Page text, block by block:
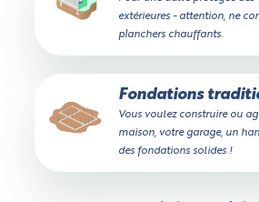
extérieures - attention, ne
planchers chauffants.
Fondations
Vous voulez construire ou
maison, votre garage, un
des fondations solides !